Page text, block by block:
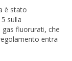
è stato
sulla
fluorurati, che
entra